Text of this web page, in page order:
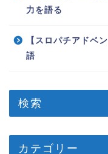
力を語る
【スロパチアドベ
語
検索
カテゴリー